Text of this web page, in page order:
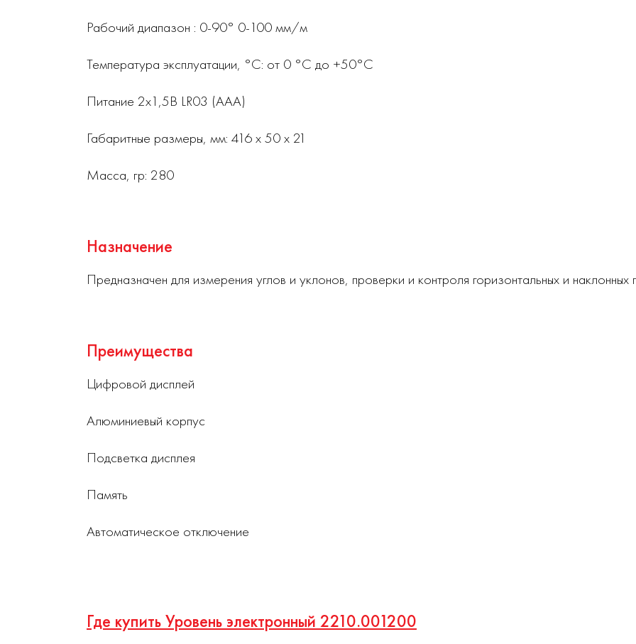
Рабочий диапазон : 0-90° 0-100 мм/м
Температура эксплуатации, °С: от 0 °С до +50°С
Питание 2x1,5В LR03 (ААА)
Габаритные размеры, мм: 416 х 50 х 21
Масса, гр: 280
Назначение
Предназначен для измерения углов и уклонов, проверки и контроля горизонтальных и наклонных
Преимущества
Цифровой дисплей
Алюминиевый корпус
Подсветка дисплея
Память
Автоматическое отключение
Где купить Уровень электронный 2210.001200